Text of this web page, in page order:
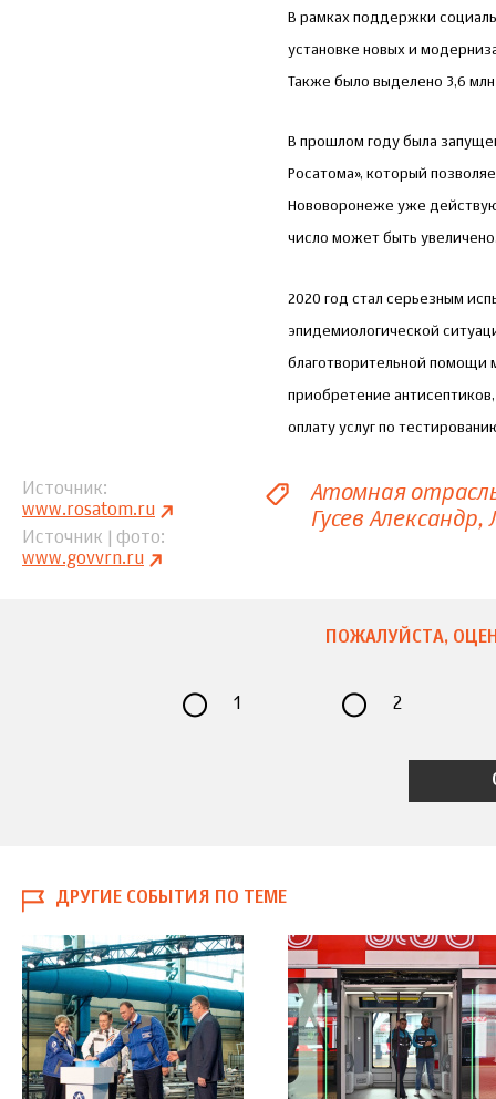
В рамках поддержки
установке новых и
Также было выделено 3,6 млн
В прошлом году была
Росатома», который
Нововоронеже уже
число может быть
2020 год стал серьезным
эпидемиологической
благотворительной
приобретение
оплату услуг по
Источник
www.rosatom.ru
Источник | фото
www.govvrn.ru
Атомная
Гусев Александр
ПОЖАЛУЙСТА,
1 2
ДРУГИЕ СОБЫТИЯ ПО ТЕМЕ